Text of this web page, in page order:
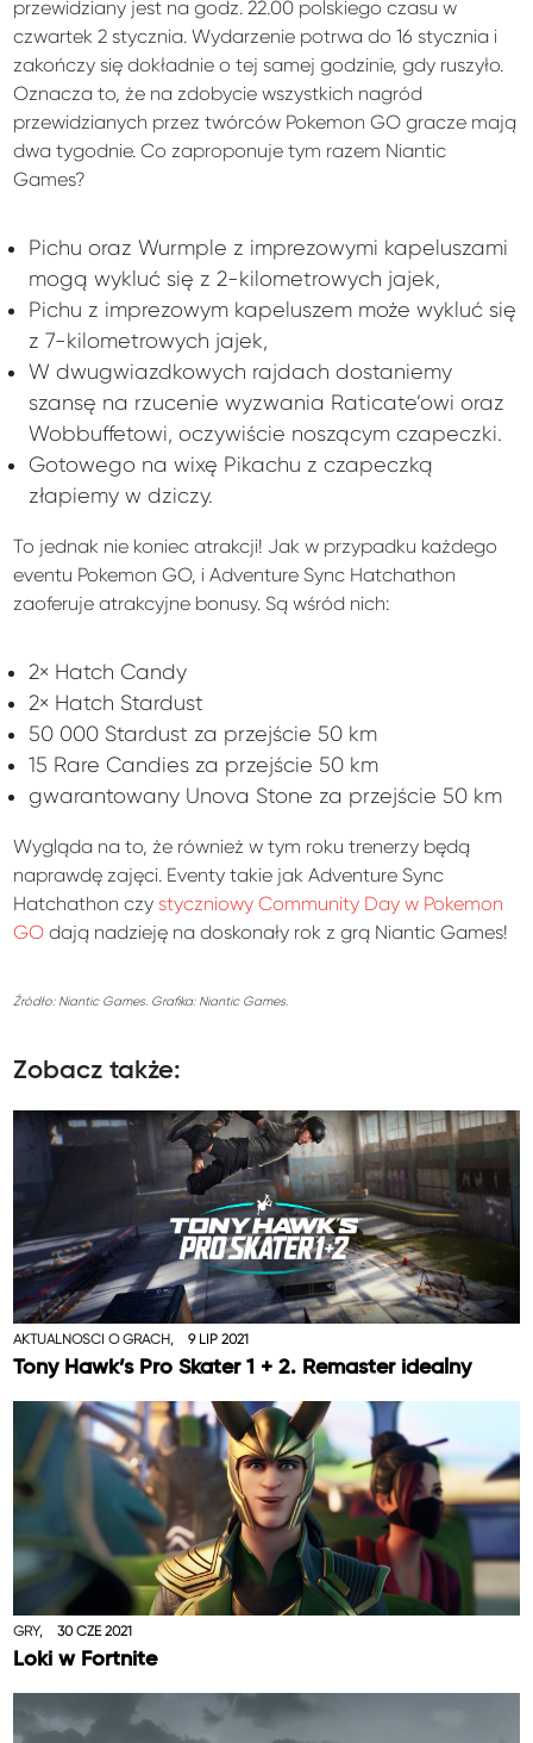
przewidziany jest na godz. 22.00 polskiego czasu w
czwartek 2 stycznia. Wydarzenie potrwa do 16 stycznia i
zakończy się dokładnie o tej samej godzinie, gdy ruszyło.
Oznacza to, że na zdobycie wszystkich nagród
przewidzianych przez twórców Pokemon GO gracze mają
dwa tygodnie. Co zaproponuje tym razem Niantic
Games?
Pichu oraz Wurmple z imprezowymi kapeluszami
mogą wykluć się z 2-kilometrowych jajek,
Pichu z imprezowym kapeluszem może wykluć się
z 7-kilometrowych jajek,
W dwugwiazdkowych rajdach dostaniemy
szansę na rzucenie wyzwania Raticate’owi oraz
Wobbuffetowi, oczywiście noszącym czapeczki.
Gotowego na wixę Pikachu z czapeczką
złapiemy w dziczy.
To jednak nie koniec atrakcji! Jak w przypadku każdego
eventu Pokemon GO, i Adventure Sync Hatchathon
zaoferuje atrakcyjne bonusy. Są wśród nich:
2× Hatch Candy
2× Hatch Stardust
50 000 Stardust za przejście 50 km
15 Rare Candies za przejście 50 km
gwarantowany Unova Stone za przejście 50 km
Wygląda na to, że również w tym roku trenerzy będą
naprawdę zajęci. Eventy takie jak Adventure Sync
Hatchathon czy styczniowy Community Day w Pokemon
GO dają nadzieję na doskonały rok z grą Niantic Games!
Źródło: Niantic Games. Grafika: Niantic Games.
Zobacz także:
AKTUALNOŚCI O GRACH, 9 LIP 2021
Tony Hawk’s Pro Skater 1 + 2. Remaster idealny
GRY, 30 CZE 2021
Loki w Fortnite